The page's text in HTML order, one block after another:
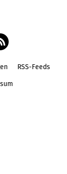
RSS-Feeds